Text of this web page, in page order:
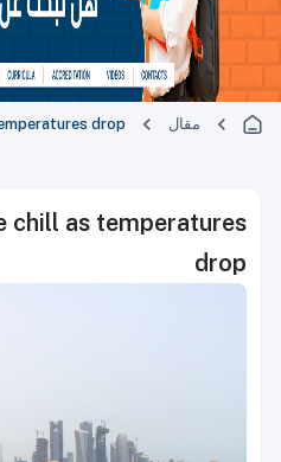
مقال drop
chill as temperatures
drop